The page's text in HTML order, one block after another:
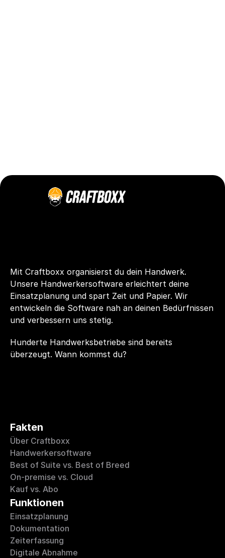
Mit Craftboxx organisierst du dein Handwerk.
Unsere Handwerkersoftware erleichtert deine
Einsatzplanung und spart Zeit und Papier. Wir
entwickeln die Software nah an deinen Bedürfnissen
und verbessern uns stetig.
Hunderte Handwerksbetriebe sind bereits
überzeugt. Wann kommst du?
Fakten
Über Craftboxx
Handwerkersoftware
Best of Suite vs. Best of Breed
On-premise vs. Cloud
Kauf vs. Abo
Funktionen
Einsatzplanung
Dokumentation
Zeiterfassung
Digitale Abnahme